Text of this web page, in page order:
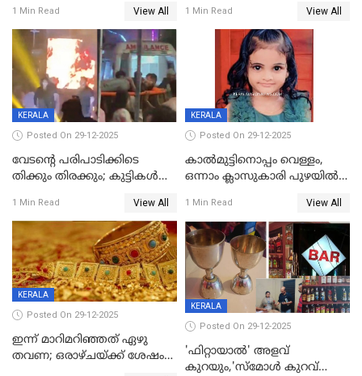
1 Min Read View All 1 Min Read View All
KERALA
Posted On 29-12-2025
വേടന്റെ പരിപാടിക്കിടെ
തിക്കും തിരക്കും; കുട്ടികള്‍
പരിക്ക്; പാളം മറികടന്ന
യുവാവ് ട്രെയിന്‍ തട്ടി മരിച്ചു
1 Min Read View All
KERALA
Posted On 29-12-2025
കാൽമുട്ടിനൊപ്പം വെള്ളം,
ഒന്നാം ക്ലാസുകാരി പുഴയിൽ
കുട്ടികൾക്കൊപ്പം
കളിക്കുന്നതിനിടെ
1 Min Read View All
KERALA
Posted On 29-12-2025
ഇന്ന് മാറിമറിഞ്ഞത് ഏഴു
തവണ; ഒരാഴ്ചയ്ക്ക് ശേഷം
KERALA
Posted On 29-12-2025
'ഫിറ്റായാൽ' അളവ്
കുറയും,'സ്‌മോൾ കുറവ്